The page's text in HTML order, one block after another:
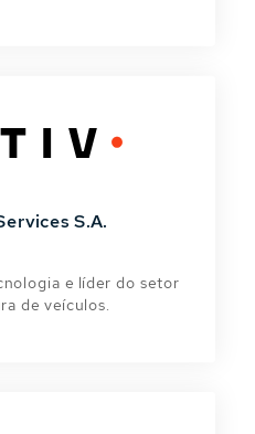
S.A.
e líder do setor
de veículos.